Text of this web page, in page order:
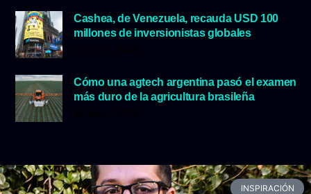
Cashea, de Venezuela, recauda USD 100
millones de inversionistas globales
Cómo una agtech argentina pasó el examen
más duro de la agricultura brasileña
INSPIRACIÓN